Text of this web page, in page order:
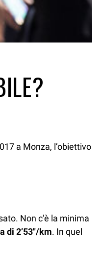
a Monza, l’obiettivo
Non c’è la minima
di 2’53″/km. In quel